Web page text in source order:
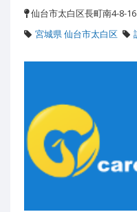
仙台市太白区長町南4-8-
宮城県 仙台市太白区